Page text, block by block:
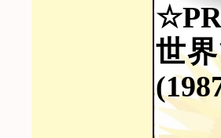
世